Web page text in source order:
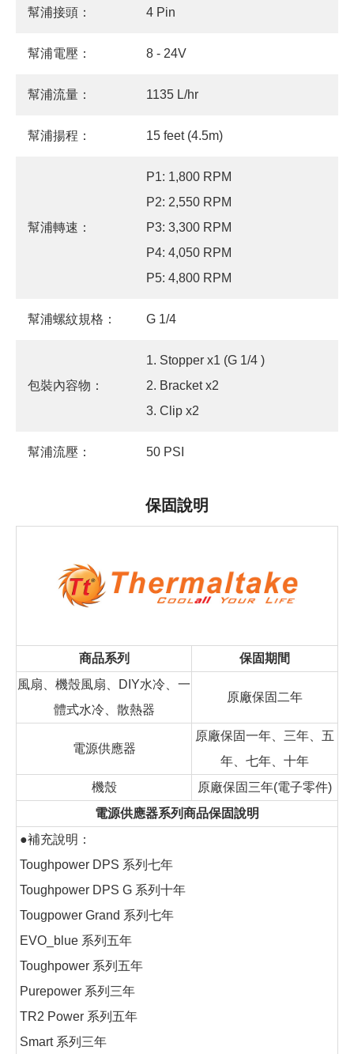
幫浦接頭： 4 Pin
幫浦電壓： 8 - 24V
幫浦流量： 1135 L/hr
幫浦揚程： 15 feet (4.5m)
幫浦轉速：
P1: 1,800 RPM
P2: 2,550 RPM
P3: 3,300 RPM
P4: 4,050 RPM
P5: 4,800 RPM
幫浦螺紋規格： G 1/4
包裝內容物：
1. Stopper x1 (G 1/4 )
2. Bracket x2
3. Clip x2
幫浦流壓： 50 PSI
保固說明
商品系列
保固期間
風扇、機殼風扇、DIY水冷、一
體式水冷、散熱器
原廠保固二年
電源供應器
原廠保固一年、三年、五
年、七年、十年
機殼
原廠保固三年(電子零件)
電源供應器系列商品保固說明
●補充說明：
Toughpower DPS 系列七年
Toughpower DPS G 系列十年
Tougpower Grand 系列七年
EVO_blue 系列五年
Toughpower 系列五年
Purepower 系列三年
TR2 Power 系列五年
Smart 系列三年